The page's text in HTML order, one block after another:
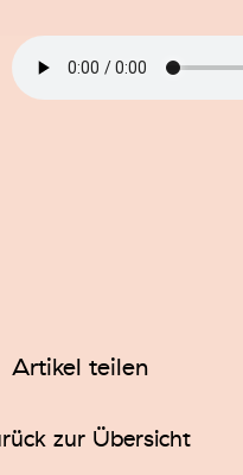
Artikel teilen
zur Übersicht